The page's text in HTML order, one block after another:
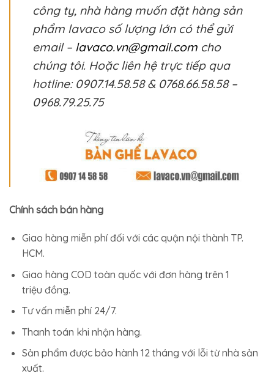
công ty, nhà hàng muốn đặt hàng sản
phẩm lavaco số lượng lớn có thể gửi
email – lavaco.vn@gmail.com cho
chúng tôi. Hoặc liên hệ trực tiếp qua
hotline: 0907.14.58.58 & 0768.66.58.58 –
0968.79.25.75
Chính sách bán hàng
Giao hàng miễn phí đối với các quận nội thành TP.
HCM.
Giao hàng COD toàn quốc với đơn hàng trên 1
triệu đồng.
Tư vấn miễn phí 24/7.
Thanh toán khi nhận hàng.
Sản phẩm được bảo hành 12 tháng với lỗi từ nhà sản
xuất.